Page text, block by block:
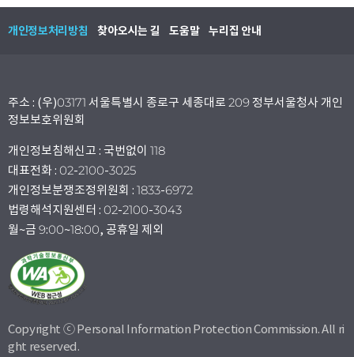
개인정보처리방침 찾아오시는 길 도움말 누리집 안내
주소 : (우)03171 서울특별시 종로구 세종대로 209 정부서울청사 개인
정보보호위원회
개인정보침해신고 : 국번없이 118
대표전화 : 02-2100-3025
개인정보분쟁조정위원회 : 1833-6972
법령해석지원센터 : 02-2100-3043
월~금 9:00~18:00, 공휴일 제외
Copyright ⓒ Personal Information Protection Commission. All ri
ght reserved.